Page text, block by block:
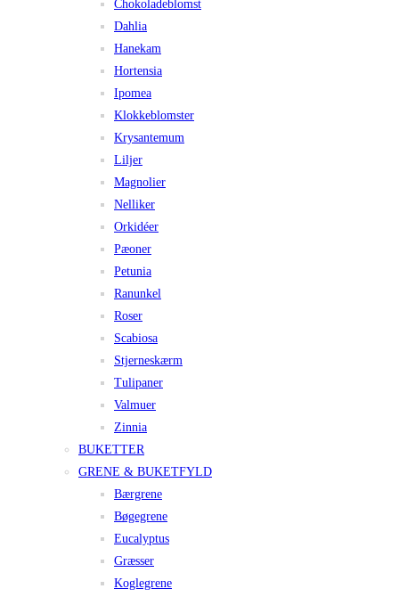
Chokoladeblomst
Dahlia
Hanekam
Hortensia
Ipomea
Klokkeblomster
Krysantemum
Liljer
Magnolier
Nelliker
Orkidéer
Pæoner
Petunia
Ranunkel
Roser
Scabiosa
Stjerneskærm
Tulipaner
Valmuer
Zinnia
BUKETTER
GRENE & BUKETFYLD
Bærgrene
Bøgegrene
Eucalyptus
Græsser
Koglegrene